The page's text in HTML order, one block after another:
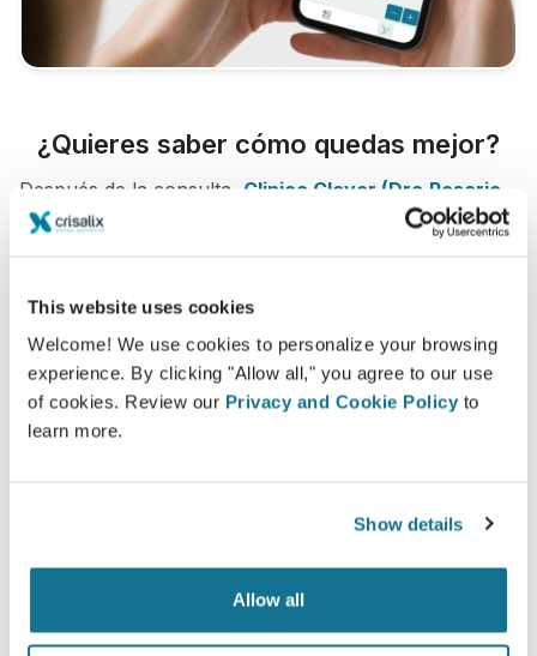
This website uses cookies
Welcome! We use cookies to personalize your browsing
experience. By clicking "Allow all," you agree to our use
of cookies. Review our Privacy and Cookie Policy to
learn more.
Show details
Allow all
¿Quieres saber cómo quedas mejor?
Después de la consulta, Clinica Clever (Dra.Rosario
Graña Pérez)
puede darte acceso para ver tu "nuevo
cualquier persona a la que quieras pedir opinión.
¡Mira tu nuevo tú ahora!
Fácil y seguro
Crisalix se compromete a proteger su privacidad
en todo momento. Nuestros servidores están